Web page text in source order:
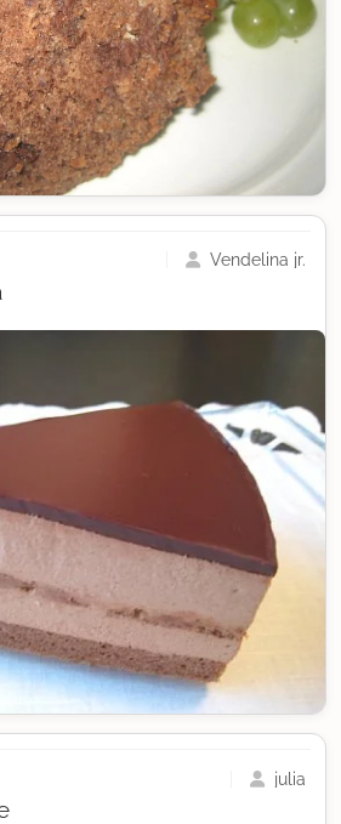
Vendelina jr.
julia